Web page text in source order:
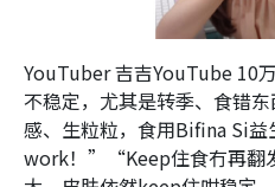
YouTuber 吉吉YouTube 10
不稳定，尤其是转季、食错
感、生粒粒，食用Bifina Si
work！”“Keep住食冇再翻